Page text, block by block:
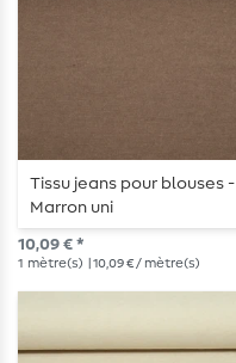
Tissu jeans pour blouses -
Marron uni
10,09 € *
1 mètre(s) | 10,09 € / mètre(s)